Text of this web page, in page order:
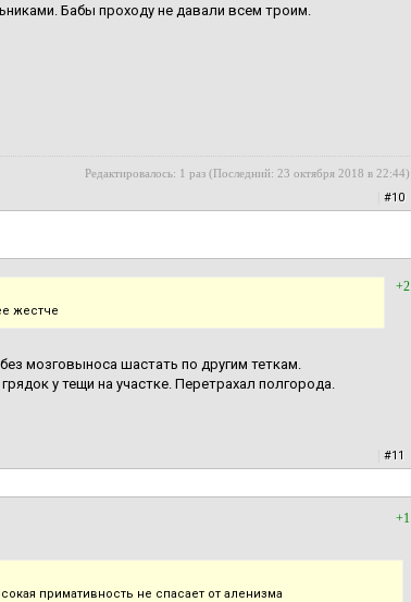
Бабы проходу не давали всем троим.
Редактировалось: 1 раз (Последний: 23 октября 2018 в 22:44)
#10
+2
жестче
мозговыноса шастать по другим теткам.
у тещи на участке. Перетрахал полгорода.
#11
+1
примативность не спасает от аленизма